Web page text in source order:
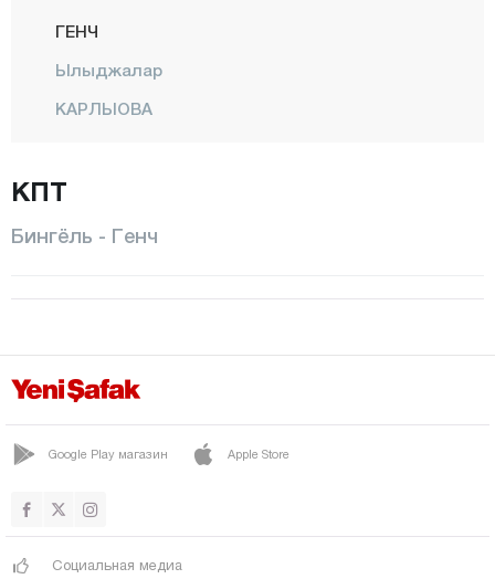
ГЕНЧ
Ылыджалар
КАРЛЫОВА
Центр
Санджак
ЯЙЛАДЕРЕ
Битлис
Бурдур
Чанаккале
Чанкыры
КПТ
Бингёль - Генч
Google Play магазин Apple Store
Социальная медиа